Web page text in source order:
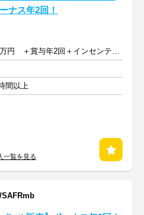
ナス年2回！
月給23～25万円 ＋賞与年2回＋インセンティブ＋交通費
間以上
一覧を見る
SAFRmb